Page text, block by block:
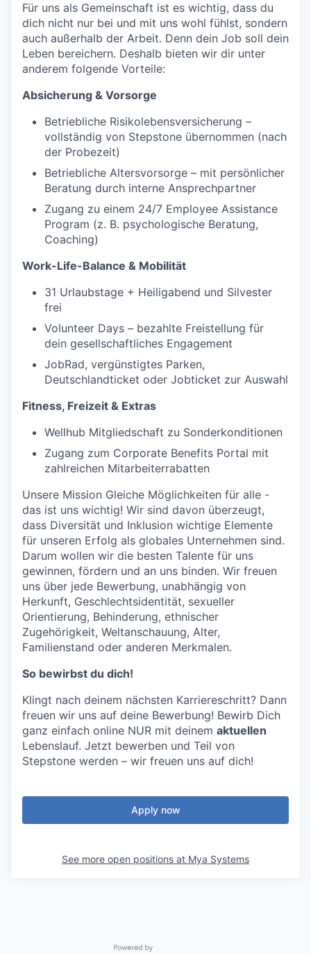
Für uns als Gemeinschaft ist es wichtig, dass du
dich nicht nur bei und mit uns wohl fühlst, sondern
auch außerhalb der Arbeit. Denn dein Job soll dein
Leben bereichern. Deshalb bieten wir dir unter
anderem folgende Vorteile:
Absicherung & Vorsorge
Betriebliche Risikolebensversicherung –
vollständig von Stepstone übernommen (nach
der Probezeit)
Betriebliche Altersvorsorge – mit persönlicher
Beratung durch interne Ansprechpartner
Zugang zu einem 24/7 Employee Assistance
Program (z. B. psychologische Beratung,
Coaching)
Work-Life-Balance & Mobilität
31 Urlaubstage + Heiligabend und Silvester
frei
Volunteer Days – bezahlte Freistellung für
dein gesellschaftliches Engagement
JobRad, vergünstigtes Parken,
Deutschlandticket oder Jobticket zur Auswahl
Fitness, Freizeit & Extras
Wellhub Mitgliedschaft zu Sonderkonditionen
Zugang zum Corporate Benefits Portal mit
zahlreichen Mitarbeiterrabatten
Unsere Mission Gleiche Möglichkeiten für alle -
das ist uns wichtig! Wir sind davon überzeugt,
dass Diversität und Inklusion wichtige Elemente
für unseren Erfolg als globales Unternehmen sind.
Darum wollen wir die besten Talente für uns
gewinnen, fördern und an uns binden. Wir freuen
uns über jede Bewerbung, unabhängig von
Herkunft, Geschlechtsidentität, sexueller
Orientierung, Behinderung, ethnischer
Zugehörigkeit, Weltanschauung, Alter,
Familienstand oder anderen Merkmalen.
So bewirbst du dich!
Klingt nach deinem nächsten Karriereschritt? Dann
freuen wir uns auf deine Bewerbung! Bewirb Dich
ganz einfach online NUR mit deinem aktuellen
Lebenslauf. Jetzt bewerben und Teil von
Stepstone werden – wir freuen uns auf dich!
Apply now
See more open positions at Mya Systems